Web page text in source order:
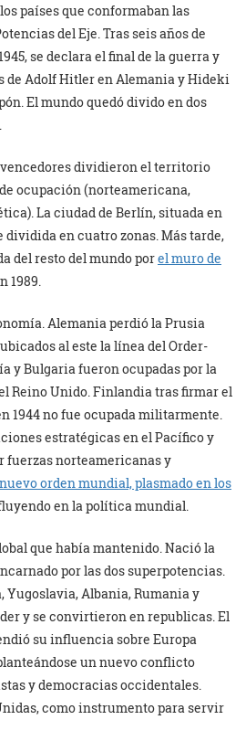
países que conformaban las
del Eje. Tras seis años de
se declara el final de la guerra y
de Adolf Hitler en Alemania y Hideki
El mundo quedó divido en dos
dividieron el territorio
ocupación (norteamericana,
La ciudad de Berlín, situada en
dividida en cuatro zonas. Más tarde,
del resto del mundo porel muro de
1989.
Alemania perdió la Prusia
al este la línea del Order-
y Bulgaria fueron ocupadas por la
Reino Unido. Finlandia tras firmar el
1944 no fue ocupada militarmente.
estratégicas en el Pacífico y
fuerzas norteamericanas y
nuevo orden mundial, plasmado en los
en la política mundial.
que había mantenido. Nació la
por las dos superpotencias.
Yugoslavia, Albania, Rumania y
y se convirtieron en republicas. El
su influencia sobre Europa
un nuevo conflicto
y democracias occidentales.
como instrumento para servir